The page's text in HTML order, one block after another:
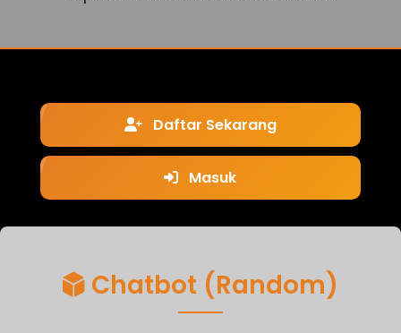
Daftar Sekarang
Masuk
Chatbot (Random)